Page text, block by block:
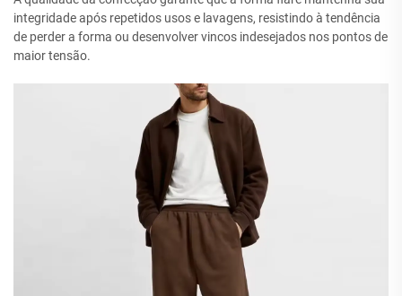
integridade após repetidos usos e lavagens, resistindo à tendência
de perder a forma ou desenvolver vincos indesejados nos pontos de
maior tensão.